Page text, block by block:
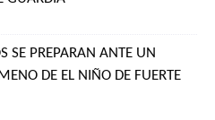
SE PREPARAN ANTE UN
DE EL NIÑO DE FUERTE